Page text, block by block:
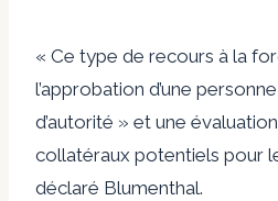
« Ce type de recours à la
l’approbation d’une
d’autorité » et une
collatéraux potentiels pour
déclaré Blumenthal.